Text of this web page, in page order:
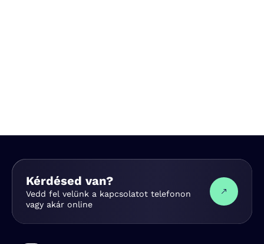
Kérdésed van?
Vedd fel velünk a kapcsolatot telefonon
vagy akár online